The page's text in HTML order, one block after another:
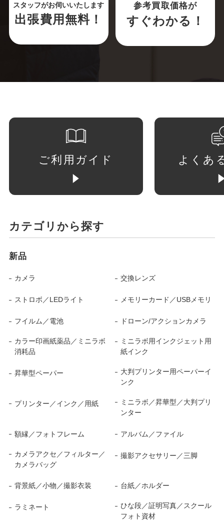
スタッフがお伺いいたします
出張費用無料！
参考買取価格が
すぐわかる！
ご利用ガイド よくあ
カテゴリから探す
新品
カメラ 交換レンズ
ストロボ／LEDライト メモリーカード／USBメモリ
フイルム／電池 ドローン/アクションカメラ
カラー印画紙薬品／ミニラボ
消耗品
ミニラボ用インクジェット用
紙インク
昇華型ペーパー
大判プリンター用ペーパーイ
ンク
プリンター／インク／用紙
ミニラボ／昇華型／大判プリ
ンター
額縁／フォトフレーム アルバム／ファイル
カメラアクセ／フィルター／
カメラバッグ
撮影アクセサリー／三脚
背景紙／小物／撮影衣装 台紙／ホルダー
ラミネート
ひな段／証明写真／スクール
フォト資材